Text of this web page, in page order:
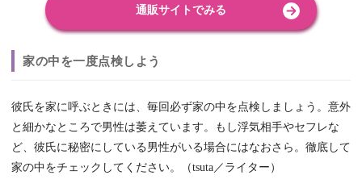
通販サイトでみる
家の中を一度点検しよう
彼氏を家に呼ぶときには、毎回必ず家の中を点検しましょう。意外
と細かなところで男性は萎えています。もし浮気相手やセフレな
ど、彼氏に秘密にしている男性がいる場合にはなおさら。徹底して
家の中をチェックしてください。（tsuta／ライター）